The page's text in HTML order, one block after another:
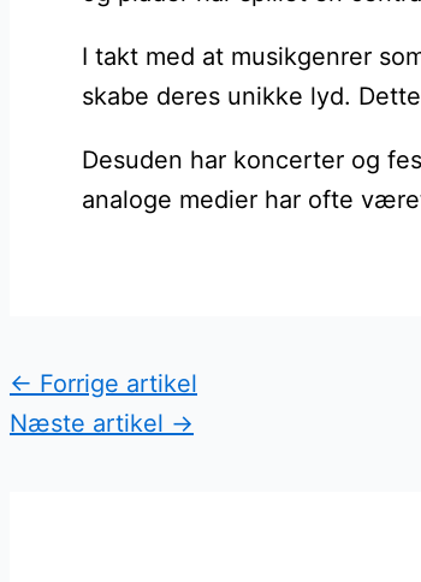
I takt med at musikgenrer
skabe deres unikke lyd.
Desuden har koncerter og
analoge medier har ofte
← Forrige artikel
Næste artikel →